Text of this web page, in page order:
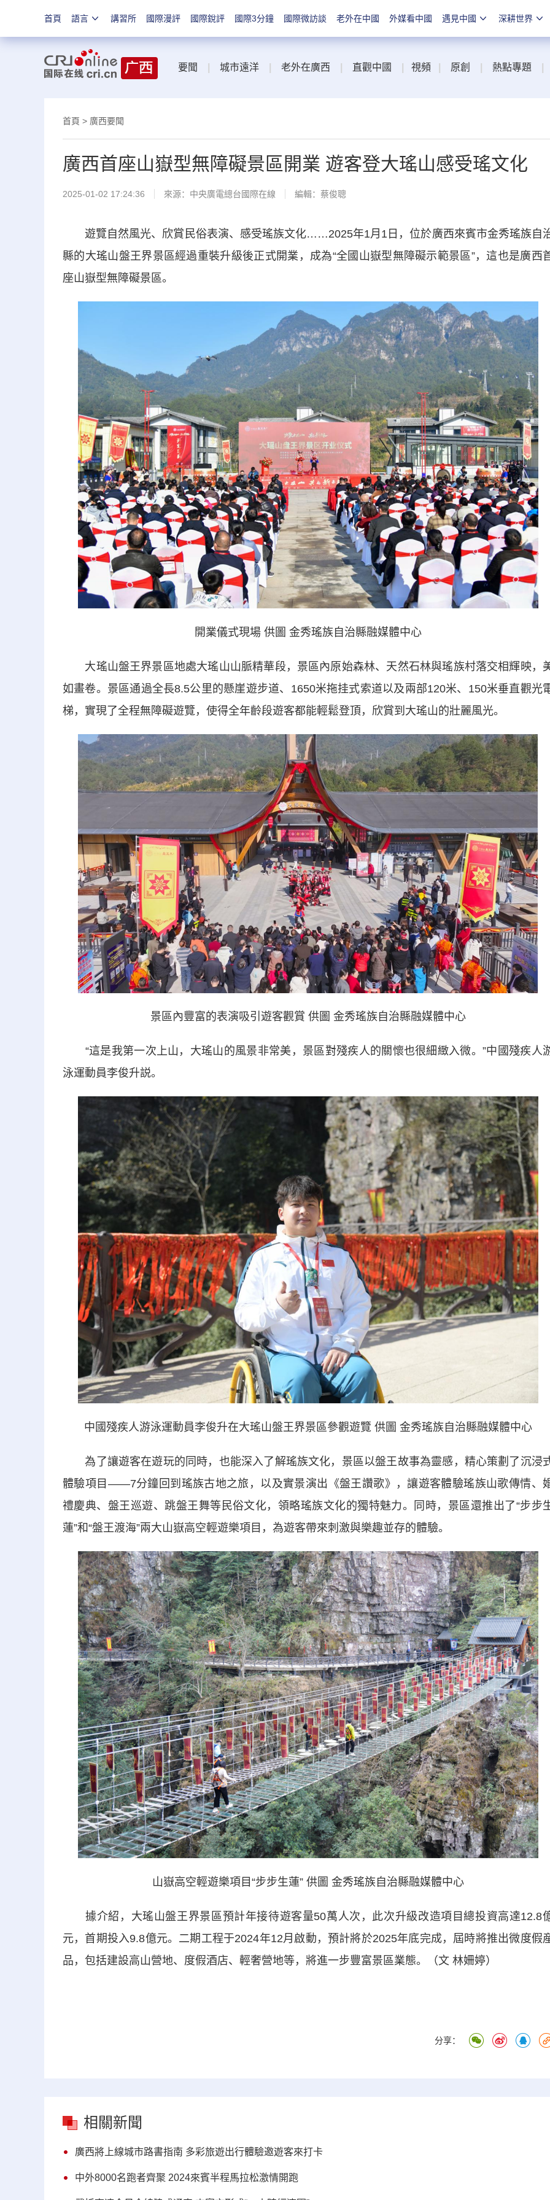
首頁 語言 講習所 國際漫評 國際銳評 國際3分鐘 國際微訪談 老外在中國 外媒看中國 遇見中國 深耕世界
要聞 城市遠洋 老外在廣西 直觀中國 視頻 原創 熱點專題
首頁 > 廣西要聞
廣西首座山嶽型無障礙景區開業 遊客登大瑤山感受瑤文化
2025-01-02 17:24:36 來源：中央廣電總台國際在線 編輯：蔡俊聰
遊覽自然風光、欣賞民俗表演、感受瑤族文化……2025年1月1日，位於廣西來賓市金秀瑤族自
縣的大瑤山盤王界景區經過重裝升級後正式開業，成為“全國山嶽型無障礙示範景區”，這也是廣西
座山嶽型無障礙景區。
開業儀式現場 供圖 金秀瑤族自治縣融媒體中心
大瑤山盤王界景區地處大瑤山山脈精華段，景區內原始森林、天然石林與瑤族村落交相輝映，
如畫卷。景區通過全長8.5公里的懸崖遊步道、1650米拖挂式索道以及兩部120米、150米垂直觀光
梯，實現了全程無障礙遊覽，使得全年齡段遊客都能輕鬆登頂，欣賞到大瑤山的壯麗風光。
景區內豐富的表演吸引遊客觀賞 供圖 金秀瑤族自治縣融媒體中心
“這是我第一次上山，大瑤山的風景非常美，景區對殘疾人的關懷也很細緻入微。”中國殘疾人
泳運動員李俊升説。
中國殘疾人游泳運動員李俊升在大瑤山盤王界景區參觀遊覽 供圖 金秀瑤族自治縣融媒體中心
為了讓遊客在遊玩的同時，也能深入了解瑤族文化，景區以盤王故事為靈感，精心策劃了沉浸
體驗項目——7分鐘回到瑤族古地之旅，以及實景演出《盤王讚歌》，讓遊客體驗瑤族山歌傳情、
禮慶典、盤王巡遊、跳盤王舞等民俗文化，領略瑤族文化的獨特魅力。同時，景區還推出了“步步
蓮”和“盤王渡海”兩大山嶽高空輕遊樂項目，為遊客帶來刺激與樂趣並存的體驗。
山嶽高空輕遊樂項目“步步生蓮” 供圖 金秀瑤族自治縣融媒體中心
據介紹，大瑤山盤王界景區預計年接待遊客量50萬人次，此次升級改造項目總投資高達12.8
元，首期投入9.8億元。二期工程于2024年12月啟動，預計將於2025年底完成，屆時將推出微度假
品，包括建設高山營地、度假酒店、輕奢營地等，將進一步豐富景區業態。（文 林姍婷）
分享：
相關新聞
廣西將上線城市路書指南 多彩旅遊出行體驗邀遊客來打卡
中外8000名跑者齊聚 2024來賓半程馬拉松激情開跑